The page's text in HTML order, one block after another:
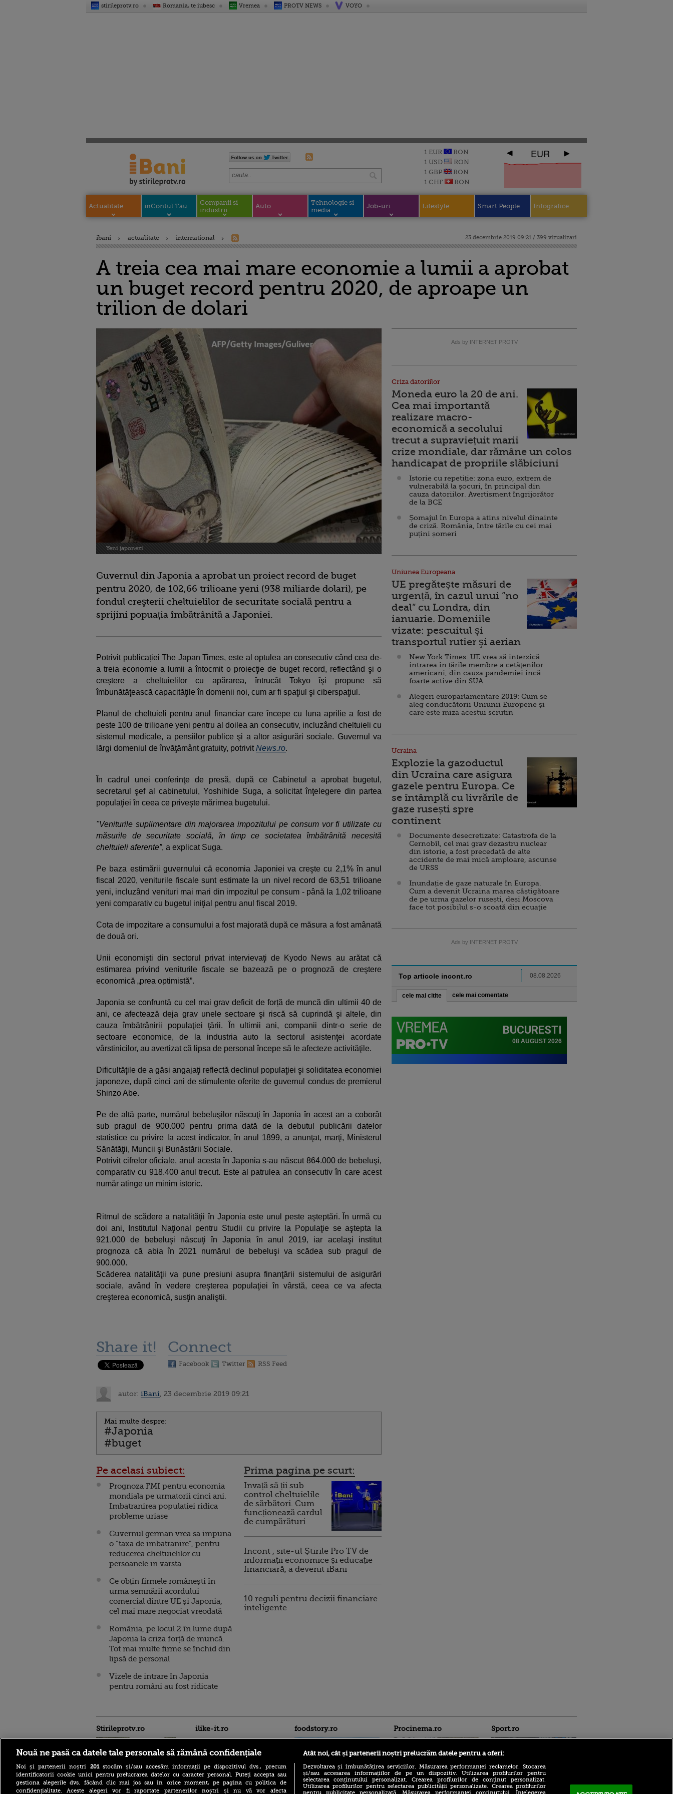
stirileprotv.ro Romania, te iubesc Vremea PROTV NEWS VOYO
1 EUR
RON
1 USD
RON
1 GBP
RON
1 CHF
RON
EUR
Actualitate inContul Tau
Companii si
industrii
Auto
Tehnologie si
media
Job-uri Lifestyle Smart People Infografice
ibani actualitate international 23 decembrie 2019 09:21 / 399 vizualizari
A treia cea mai mare economie a lumii a aprobat
un buget record pentru 2020, de aproape un
trilion de dolari
Yeni japonezi
Guvernul din Japonia a aprobat un proiect record de buget
pentru 2020, de 102,66 trilioane yeni (938 miliarde dolari), pe
fondul creşterii cheltuielilor de securitate socială pentru a
sprijini popuația îmbătrânită a Japoniei.
Potrivit publicației The Japan Times, este al optulea an consecutiv când cea de-
a treia economie a lumii a întocmit o proiecţie de buget record, reflectând şi o
creştere a cheltuielilor cu apărarea, întrucât Tokyo îşi propune să
îmbunătăţească capacităţile în domenii noi, cum ar fi spaţiul şi ciberspaţiul.
Planul de cheltuieli pentru anul financiar care începe cu luna aprilie a fost de
peste 100 de trilioane yeni pentru al doilea an consecutiv, incluzând cheltuieli cu
sistemul medicale, a pensiilor publice şi a altor asigurări sociale. Guvernul va
lărgi domeniul de învăţământ gratuity, potrivitNews.ro.
În cadrul unei conferinţe de presă, după ce Cabinetul a aprobat bugetul,
secretarul şef al cabinetului, Yoshihide Suga, a solicitat înţelegere din partea
populaţiei în ceea ce priveşte mărimea bugetului.
"Veniturile suplimentare din majorarea impozitului pe consum vor fi utilizate cu
măsurile de securitate socială, în timp ce societatea îmbătrânită necesită
cheltuieli aferente”, a explicat Suga.
Pe baza estimării guvernului că economia Japoniei va creşte cu 2,1% în anul
fiscal 2020, veniturile fiscale sunt estimate la un nivel record de 63,51 trilioane
yeni, incluzând venituri mai mari din impozitul pe consum - până la 1,02 trilioane
yeni comparativ cu bugetul iniţial pentru anul fiscal 2019.
Cota de impozitare a consumului a fost majorată după ce măsura a fost amânată
de două ori.
Unii economişti din sectorul privat intervievaţi de Kyodo News au arătat că
estimarea privind veniturile fiscale se bazează pe o prognoză de creştere
economică „prea optimistă”.
Japonia se confruntă cu cel mai grav deficit de forță de muncă din ultimii 40 de
ani, ce afectează deja grav unele sectoare şi riscă să cuprindă şi altele, din
cauza îmbătrânirii populaţiei ţării. În ultimii ani, companii dintr-o serie de
sectoare economice, de la industria auto la sectorul asistenţei acordate
vârstinicilor, au avertizat că lipsa de personal începe să le afecteze activităţile.
Dificultăţile de a găsi angajaţi reflectă declinul populaţiei şi soliditatea economiei
japoneze, după cinci ani de stimulente oferite de guvernul condus de premierul
Shinzo Abe.
Pe de altă parte, numărul bebeluşilor născuţi în Japonia în acest an a coborât
sub pragul de 900.000 pentru prima dată de la debutul publicării datelor
statistice cu privire la acest indicator, în anul 1899, a anunţat, marţi, Ministerul
Sănătăţii, Muncii şi Bunăstării Sociale.
Potrivit cifrelor oficiale, anul acesta în Japonia s-au născut 864.000 de bebeluşi,
comparativ cu 918.400 anul trecut. Este al patrulea an consecutiv în care acest
număr atinge un minim istoric.
Ritmul de scădere a natalităţii în Japonia este unul peste aşteptări. În urmă cu
doi ani, Institutul Naţional pentru Studii cu privire la Populaţie se aştepta la
921.000 de bebeluşi născuţi în Japonia în anul 2019, iar acelaşi institut
prognoza că abia în 2021 numărul de bebeluşi va scădea sub pragul de
900.000.
Scăderea natalităţii va pune presiuni asupra finanţării sistemului de asigurări
sociale, având în vedere creşterea populaţiei în vârstă, ceea ce va afecta
creşterea economică, susţin analiştii.
Share it! Connect
Facebook Twitter RSS Feed
autor: iBani , 23 decembrie 2019 09:21
Mai multe despre:
#Japonia
#buget
Pe acelasi subiect:
Prognoza FMI pentru economia
mondiala pe urmatorii cinci ani.
Imbatranirea populatiei ridica
probleme uriase
Guvernul german vrea sa impuna
o “taxa de imbatranire”, pentru
reducerea cheltuielilor cu
persoanele in varsta
Ce obțin firmele românești în
urma semnării acordului
comercial dintre UE și Japonia,
cel mai mare negociat vreodată
România, pe locul 2 în lume după
Japonia la criza forță de muncă.
Tot mai multe firme se închid din
lipsă de personal
Vizele de intrare în Japonia
pentru români au fost ridicate
Prima pagina pe scurt:
Invață să ții sub
control cheltuielile
de sărbători. Cum
funcționează cardul
de cumpărături
Incont , site-ul Știrile Pro TV de
informații economice și educație
financiară, a devenit iBani
10 reguli pentru decizii financiare
inteligente
Ads by INTERNET PROTV
Criza datoriilor
Moneda euro la 20 de ani.
Cea mai importantă
realizare macro-
economică a secolului
trecut a supraviețuit marii
crize mondiale, dar rămâne un colos
handicapat de propriile slăbiciuni
Istorie cu repetiție: zona euro, extrem de
vulnerabilă la șocuri, în principal din
cauza datoriilor. Avertisment îngrijorător
de la BCE
Șomajul în Europa a atins nivelul dinainte
de criză. România, între țările cu cei mai
puțini șomeri
Uniunea Europeana
UE pregătește măsuri de
urgență, în cazul unui ”no
deal” cu Londra, din
ianuarie. Domeniile
vizate: pescuitul şi
transportul rutier şi aerian
New York Times: UE vrea să interzică
intrarea în țările membre a cetăţenilor
americani, din cauza pandemiei încă
foarte active din SUA
Alegeri europarlamentare 2019: Cum se
aleg conducătorii Uniunii Europene și
care este miza acestui scrutin
Ucraina
Explozie la gazoductul
din Ucraina care asigura
gazele pentru Europa. Ce
se întâmplă cu livrările de
gaze rusești spre
continent
Documente desecretizate: Catastrofa de la
Cernobîl, cel mai grav dezastru nuclear
din istorie, a fost precedată de alte
accidente de mai mică amploare, ascunse
de URSS
Inundație de gaze naturale în Europa.
Cum a devenit Ucraina marea câștigătoare
de pe urma gazelor rusești, deși Moscova
face tot posibilul s-o scoată din ecuație
Ads by INTERNET PROTV
Top articole incont.ro 08.08.2026
cele mai citite cele mai comentate
Stirileprotv.ro ilike-it.ro foodstory.ro Procinema.ro Sport.ro
Nouă ne pasă ca datele tale personale să rămână confidențiale
Noi și partenerii noștri 201stocăm și/sau accesăm informații pe dispozitivul dvs., precum
identificatorii cookie unici pentru prelucrarea datelor cu caracter personal. Puteți accepta sau
gestiona alegerile dvs. făcând clic mai jos sau în orice moment, pe pagina cu politica de
confidențialitate. Aceste alegeri vor fi raportate partenerilor noștri și nu vă vor afecta
Atât noi, cât și partenerii noștri prelucrăm datele pentru a oferi:
Dezvoltarea și îmbunătățirea serviciilor. Măsurarea performanței reclamelor. Stocarea
și/sau accesarea informațiilor de pe un dispozitiv. Utilizarea profilurilor pentru
selectarea conținutului personalizat. Crearea profilurilor de conținut personalizat.
Utilizarea profilurilor pentru selectarea publicității personalizate. Crearea profilurilor